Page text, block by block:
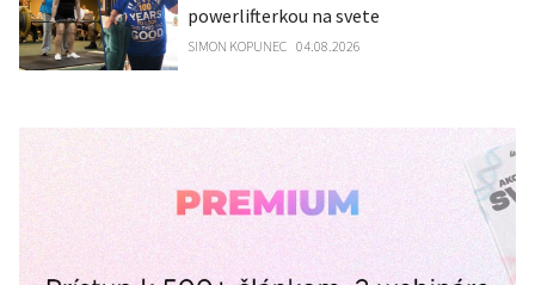
powerlifterkou na svete
SIMON KOPUNEC 04.08.2026